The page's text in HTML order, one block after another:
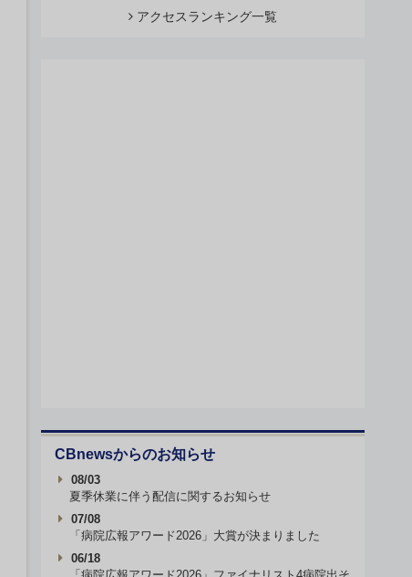
アクセスランキング一覧
CBnewsからのお知らせ
08/03
夏季休業に伴う配信に関するお知らせ
07/08
「病院広報アワード2026」大賞が決まりました
06/18